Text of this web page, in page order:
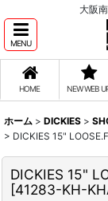
大阪
MENU
HOME NEW WEB
ホーム > DICKIES >
> DICKIES 15"
DICKIES 15"
[41283-KH-